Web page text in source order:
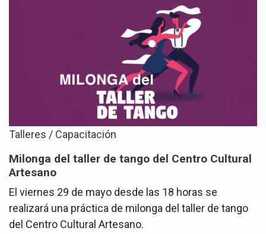
Talleres / Capacitación
Milonga del taller de tango del Centro Cultural
Artesano
El viernes 29 de mayo desde las 18 horas se
realizará una práctica de milonga del taller de tango
del Centro Cultural Artesano.